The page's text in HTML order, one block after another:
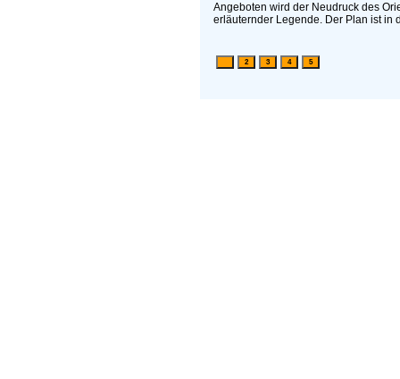
Angeboten wird der Neudruck des
erläuternder Legende. Der Plan ist in